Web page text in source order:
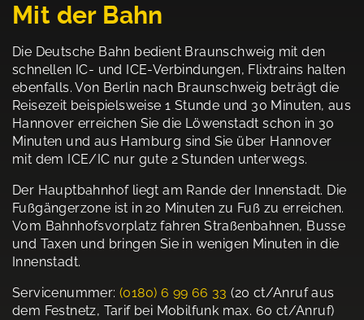
Mit der Bahn
Die Deutsche Bahn bedient Braunschweig mit den
schnellen IC- und ICE-Verbindungen, Flixtrains halten
ebenfalls. Von Berlin nach Braunschweig beträgt die
Reisezeit beispielsweise 1 Stunde und 30 Minuten, aus
Hannover erreichen Sie die Löwenstadt schon in 30
Minuten und aus Hamburg sind Sie über Hannover
mit dem ICE/IC nur gute 2 Stunden unterwegs.
Der Hauptbahnhof liegt am Rande der Innenstadt. Die
Fußgängerzone ist in 20 Minuten zu Fuß zu erreichen.
Vom Bahnhofsvorplatz fahren Straßenbahnen, Busse
und Taxen und bringen Sie in wenigen Minuten in die
Innenstadt.
Servicenummer:(0180) 6 99 66 33 (20 ct/Anruf aus
dem Festnetz, Tarif bei Mobilfunk max. 60 ct/Anruf)